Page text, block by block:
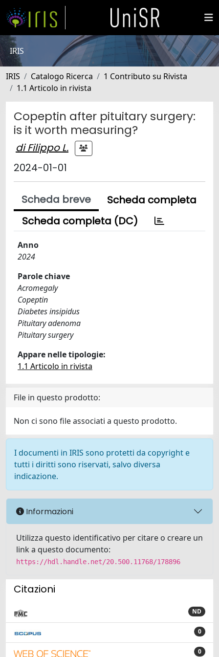
IRIS
IRIS Catalogo Ricerca
1 Contributo su Rivista
1.1 Articolo in rivista
Copeptin after pituitary surgery:
is it worth measuring?
di Filippo L.
2024-01-01
Scheda breve
Scheda completa
Scheda completa (DC)
Anno
2024
Parole chiave
Acromegaly
Copeptin
Diabetes insipidus
Pituitary adenoma
Pituitary surgery
Appare nelle tipologie:
1.1 Articolo in rivista
File in questo prodotto:
Non ci sono file associati a questo prodotto.
I documenti in IRIS sono protetti da copyright e
tutti i diritti sono riservati, salvo diversa
indicazione.
Informazioni
Utilizza questo identificativo per citare o creare un
link a questo documento:
https://hdl.handle.net/20.500.11768/178896
Citazioni
ND
0
0